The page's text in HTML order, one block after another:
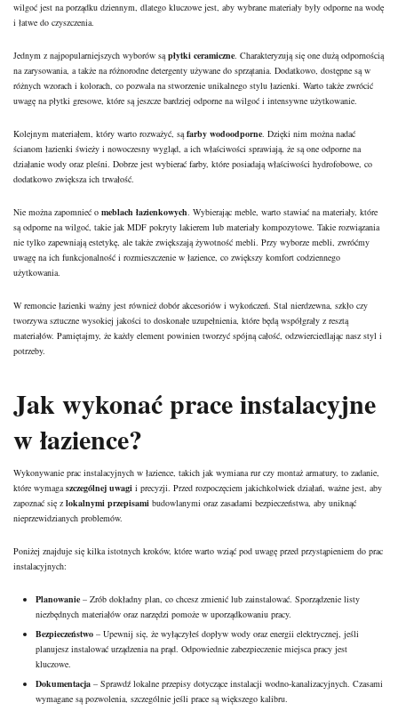
wilgoć jest na porządku dziennym, dlatego kluczowe jest, aby wybrane materiały były odporne na wodę
i łatwe do czyszczenia.
Jednym z najpopularniejszych wyborów sąpłytki ceramiczne. Charakteryzują się one dużą odpornością
na zarysowania, a także na różnorodne detergenty używane do sprzątania. Dodatkowo, dostępne są w
różnych wzorach i kolorach, co pozwala na stworzenie unikalnego stylu łazienki. Warto także zwrócić
uwagę na płytki gresowe, które są jeszcze bardziej odporne na wilgoć i intensywne użytkowanie.
Kolejnym materiałem, który warto rozważyć, sąfarby wodoodporne. Dzięki nim można nadać
ścianom łazienki świeży i nowoczesny wygląd, a ich właściwości sprawiają, że są one odporne na
działanie wody oraz pleśni. Dobrze jest wybierać farby, które posiadają właściwości hydrofobowe, co
dodatkowo zwiększa ich trwałość.
Nie można zapomnieć o meblach łazienkowych. Wybierając meble, warto stawiać na materiały, które
są odporne na wilgoć, takie jak MDF pokryty lakierem lub materiały kompozytowe. Takie rozwiązania
nie tylko zapewniają estetykę, ale także zwiększają żywotność mebli. Przy wyborze mebli, zwróćmy
uwagę na ich funkcjonalność i rozmieszczenie w łazience, co zwiększy komfort codziennego
użytkowania.
W remoncie łazienki ważny jest również dobór akcesoriów i wykończeń. Stal nierdzewna, szkło czy
tworzywa sztuczne wysokiej jakości to doskonałe uzupełnienia, które będą współgrały z resztą
materiałów. Pamiętajmy, że każdy element powinien tworzyć spójną całość, odzwierciedlając nasz styl i
potrzeby.
Jak wykonać prace instalacyjne
w łazience?
Wykonywanie prac instalacyjnych w łazience, takich jak wymiana rur czy montaż armatury, to zadanie,
które wymagaszczególnej uwagi i precyzji. Przed rozpoczęciem jakichkolwiek działań, ważne jest, aby
zapoznać się z lokalnymi przepisami budowlanymi oraz zasadami bezpieczeństwa, aby uniknąć
nieprzewidzianych problemów.
Poniżej znajduje się kilka istotnych kroków, które warto wziąć pod uwagę przed przystąpieniem do prac
instalacyjnych:
Planowanie – Zrób dokładny plan, co chcesz zmienić lub zainstalować. Sporządzenie listy
niezbędnych materiałów oraz narzędzi pomoże w uporządkowaniu pracy.
Bezpieczeństwo – Upewnij się, że wyłączyłeś dopływ wody oraz energii elektrycznej, jeśli
planujesz instalować urządzenia na prąd. Odpowiednie zabezpieczenie miejsca pracy jest
kluczowe.
Dokumentacja – Sprawdź lokalne przepisy dotyczące instalacji wodno-kanalizacyjnych. Czasami
wymagane są pozwolenia, szczególnie jeśli prace są większego kalibru.